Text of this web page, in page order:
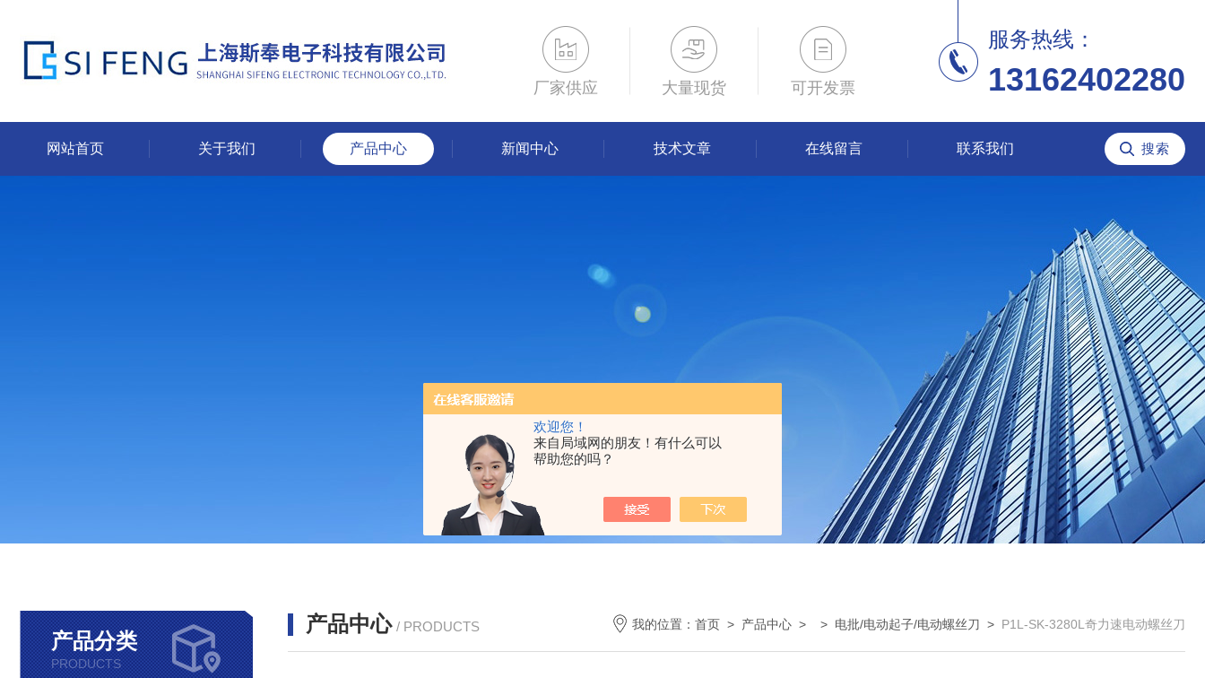
欢迎您！
来自局域网的朋友！有什么可以
帮助您的吗？
厂家供应 大量现货 可开发票
服务热线：
13162402280
网站首页 关于我们 产品中心 新闻中心 技术文章 在线留言 联系我们
产品分类
PRODUCTS
产品中心 / PRODUCTS 我的位置： 首页 > 产品中心 > > 电批/电动起子/电动螺丝刀 > P1L-SK-3280L奇力速电动螺丝刀